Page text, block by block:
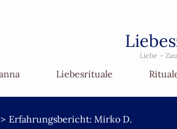
Liebe –
Liebesrituale
> Erfahrungsbericht: Mirko D.